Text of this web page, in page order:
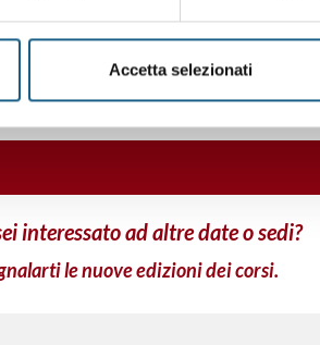
Accetta selezionati
DI ESTETISTA
interessato ad altre date o sedi?
le nuove edizioni dei corsi.